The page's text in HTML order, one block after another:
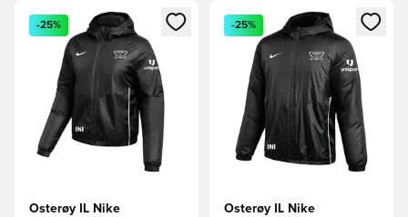
Åpner en Modal for å logge inn eller registrere deg som
-25%
Osterøy IL Nike
Åpner en Modal for å logge
-25%
Osterøy IL Nike